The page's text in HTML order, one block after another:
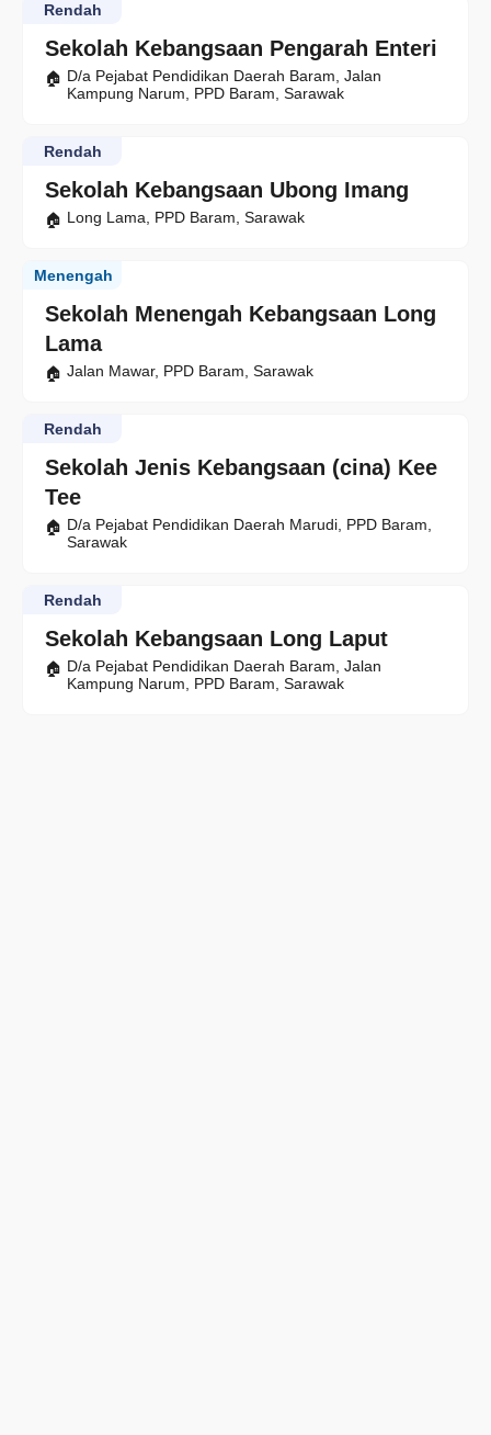
Sekolah Kebangsaan Pengarah Enteri
Rendah
D/a Pejabat Pendidikan Daerah Baram, Jalan
Kampung Narum, PPD Baram, Sarawak
Sekolah Kebangsaan Ubong Imang
Rendah
Long Lama, PPD Baram, Sarawak
Sekolah Menengah Kebangsaan Long
Lama
Menengah
Jalan Mawar, PPD Baram, Sarawak
Sekolah Jenis Kebangsaan (cina) Kee
Tee
Rendah
D/a Pejabat Pendidikan Daerah Marudi, PPD Baram,
Sarawak
Sekolah Kebangsaan Long Laput
Rendah
D/a Pejabat Pendidikan Daerah Baram, Jalan
Kampung Narum, PPD Baram, Sarawak